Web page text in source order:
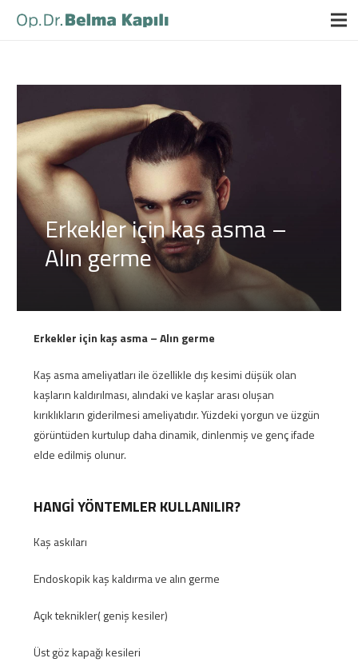
Erkekler için kaş asma –
Alın germe
Erkekler için kaş asma – Alın germe
Kaş asma ameliyatları ile özellikle dış kesimi düşük olan
kaşların kaldırılması, alındaki ve kaşlar arası oluşan
kırıklıkların giderilmesi ameliyatıdır. Yüzdeki yorgun ve üzgün
görüntüden kurtulup daha dinamik, dinlenmiş ve genç ifade
elde edilmiş olunur.
HANGİ YÖNTEMLER KULLANILIR?
Kaş askıları
Endoskopik kaş kaldırma ve alın germe
Açık teknikler( geniş kesiler)
Üst göz kapağı kesileri